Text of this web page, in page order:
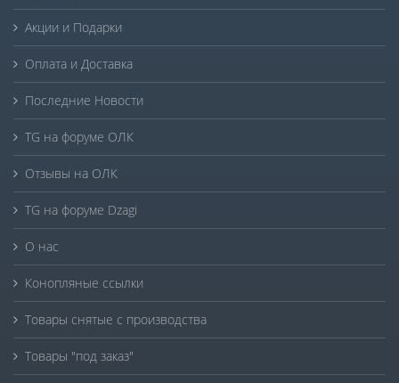
Акции и Подарки
Оплата и Доставка
Последние Новости
TG на форуме ОЛК
Отзывы на ОЛК
TG на форуме Dzagi
О нас
Конопляные ссылки
Товары снятые с производства
Товары "под заказ"